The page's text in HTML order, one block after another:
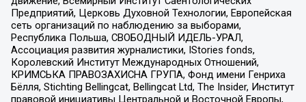
Предприятий, Церковь Духовной Технологии, Европейская
сеть организаций по наблюдению за выборами,
Республика Польша, СВОБОДНЫЙ ИДЕЛЬ-УРАЛ,
Ассоциация развития журналистики, IStories fonds,
Королевский Институт Международных Отношений,
КРИМСЬКА ПРАВОЗАХИСНА ГРУПА, Фонд имени Генриха
Бёлля, Stichting Bellingcat, Bellingcat Ltd, The Insider, Институт
правовой инициативы Центральной и Восточной Европы,